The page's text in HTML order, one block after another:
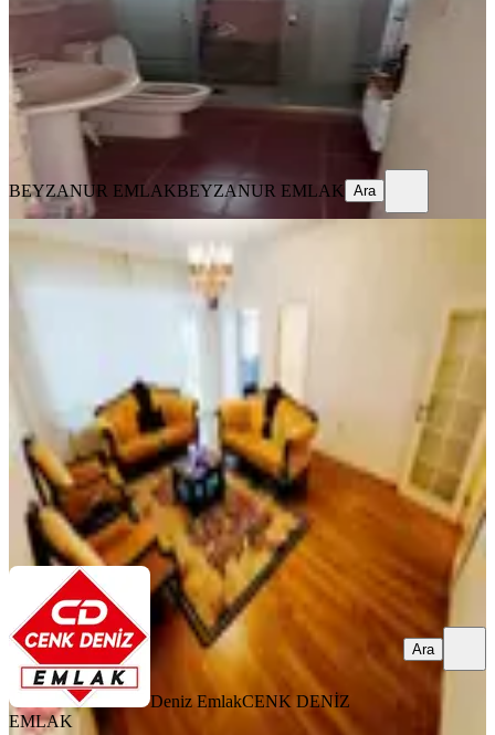
125 m² ·
4.550.000 ₺
BEYZANUR EMLAKBEYZANUR EMLAK
Ara
BEYZANUR EMLAKBEYZANUR EMLAK Ara
Demetevler Metroya Yakın Cadde
Üzeri Yapılı 3+1 Asansörlü 1.kat
Yenimahalle, Demetlale Mahallesi
·1. Kat
4.250.000 ₺
Deniz EmlakCENK DENİZ EMLAK
Ara
Deniz EmlakCENK DENİZ
EMLAK
Ara